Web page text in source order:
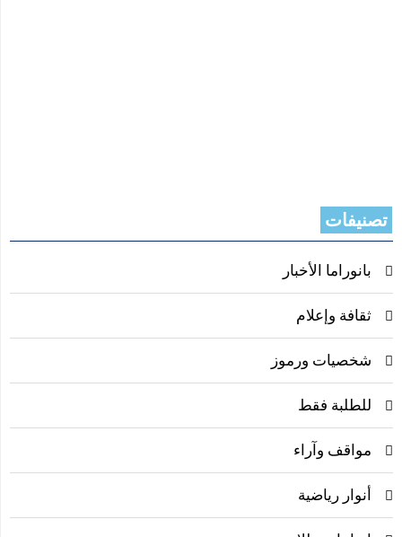
تصنيفات
بانوراما الأخبار
ثقافة وإعلام
شخصيات ورموز
للطلبة فقط
مواقف وآراء
أنوار رياضية